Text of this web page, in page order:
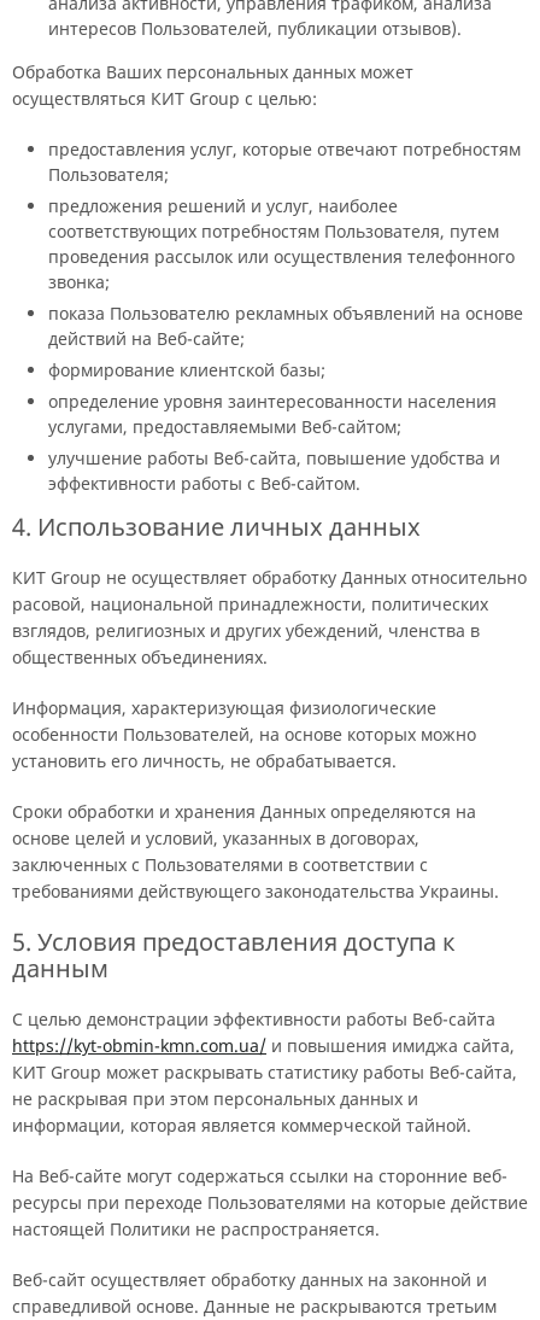
интересов Пользователей, публикации отзывов).
Обработка Ваших персональных данных может
осуществляться КИТ Group с целью:
предоставления услуг, которые отвечают потребностям
Пользователя;
предложения решений и услуг, наиболее
соответствующих потребностям Пользователя, путем
проведения рассылок или осуществления телефонного
звонка;
показа Пользователю рекламных объявлений на основе
действий на Веб-сайте;
формирование клиентской базы;
определение уровня заинтересованности населения
услугами, предоставляемыми Веб-сайтом;
улучшение работы Веб-сайта, повышение удобства и
эффективности работы с Веб-сайтом.
4. Использование личных данных
КИТ Group не осуществляет обработку Данных относительно
расовой, национальной принадлежности, политических
взглядов, религиозных и других убеждений, членства в
общественных объединениях.
Информация, характеризующая физиологические
особенности Пользователей, на основе которых можно
установить его личность, не обрабатывается.
Сроки обработки и хранения Данных определяются на
основе целей и условий, указанных в договорах,
заключенных с Пользователями в соответствии с
требованиями действующего законодательства Украины.
5. Условия предоставления доступа к
данным
С целью демонстрации эффективности работы Веб-сайта
https://kyt-obmin-kmn.com.ua/ и повышения имиджа сайта,
КИТ Group может раскрывать статистику работы Веб-сайта,
не раскрывая при этом персональных данных и
информации, которая является коммерческой тайной.
На Веб-сайте могут содержаться ссылки на сторонние веб-
ресурсы при переходе Пользователями на которые действие
настоящей Политики не распространяется.
Веб-сайт осуществляет обработку данных на законной и
справедливой основе. Данные не раскрываются третьим